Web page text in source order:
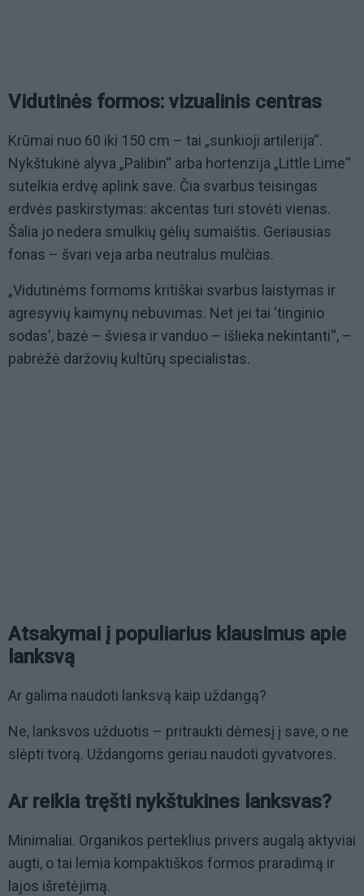
Vidutinės formos: vizualinis centras
Krūmai nuo 60 iki 150 cm – tai „sunkioji artilerija“.
Nykštukinė alyva „Palibin“ arba hortenzija „Little Lime“
sutelkia erdvę aplink save. Čia svarbus teisingas
erdvės paskirstymas: akcentas turi stovėti vienas.
Šalia jo nedera smulkių gėlių sumaištis. Geriausias
fonas – švari veja arba neutralus mulčias.
„Vidutinėms formoms kritiškai svarbus laistymas ir
agresyvių kaimynų nebuvimas. Net jei tai 'tinginio
sodas', bazė – šviesa ir vanduo – išlieka nekintanti“, –
pabrėžė daržovių kultūrų specialistas.
Atsakymai į populiarius klausimus apie
lanksvą
Ar galima naudoti lanksvą kaip uždangą?
Ne, lanksvos užduotis – pritraukti dėmesį į save, o ne
slėpti tvorą. Uždangoms geriau naudoti gyvatvores.
Ar reikia tręšti nykštukines lanksvas?
Minimaliai. Organikos perteklius privers augalą aktyviai
augti, o tai lemia kompaktiškos formos praradimą ir
lajos išretėjimą.